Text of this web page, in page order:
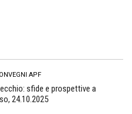
APF
sfide e prospettive a
24.10.2025